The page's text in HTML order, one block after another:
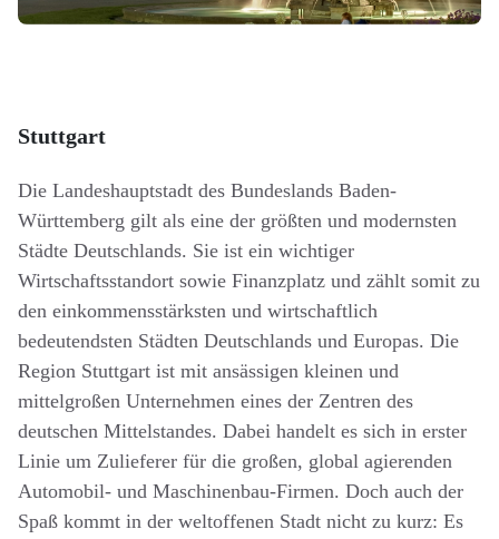
Stuttgart
Die Landeshauptstadt des Bundeslands Baden-
Württemberg gilt als eine der größten und modernsten
Städte Deutschlands. Sie ist ein wichtiger
Wirtschaftsstandort sowie Finanzplatz und zählt somit zu
den einkommensstärksten und wirtschaftlich
bedeutendsten Städten Deutschlands und Europas. Die
Region Stuttgart ist mit ansässigen kleinen und
mittelgroßen Unternehmen eines der Zentren des
deutschen Mittelstandes. Dabei handelt es sich in erster
Linie um Zulieferer für die großen, global agierenden
Automobil- und Maschinenbau-Firmen. Doch auch der
Spaß kommt in der weltoffenen Stadt nicht zu kurz: Es